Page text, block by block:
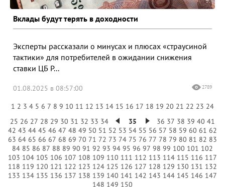
Вклады будут терять в доходности
Эксперты рассказали о минусах и плюсах «страусиной
тактики» для потребителей в ожидании снижения
ставки ЦБ Р...
01.08.2025 в 08:57:00 2789
1 2 3 4 5 6 7 8 9 10 11 12 13 14 15 16 17 18 19 20 21 22 23 24
25 26 27 28 29 30 31 32 33 34 35 36 37 38 39 40 41
42 43 44 45 46 47 48 49 50 51 52 53 54 55 56 57 58 59 60 61 62
63 64 65 66 67 68 69 70 71 72 73 74 75 76 77 78 79 80 81 82 83
84 85 86 87 88 89 90 91 92 93 94 95 96 97 98 99 100 101 102
103 104 105 106 107 108 109 110 111 112 113 114 115 116 117
118 119 120 121 122 123 124 125 126 127 128 129 130 131 132
133 134 135 136 137 138 139 140 141 142 143 144 145 146 147
148 149 150